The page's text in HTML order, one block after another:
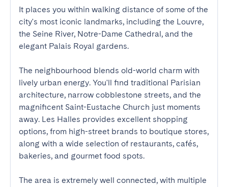
It places you within walking distance of some of the
city's most iconic landmarks, including the Louvre,
the Seine River, Notre-Dame Cathedral, and the
elegant Palais Royal gardens.
The neighbourhood blends old-world charm with
lively urban energy. You'll find traditional Parisian
architecture, narrow cobblestone streets, and the
magnificent Saint-Eustache Church just moments
away. Les Halles provides excellent shopping
options, from high-street brands to boutique stores,
along with a wide selection of restaurants, cafés,
bakeries, and gourmet food spots.
The area is extremely well connected, with multiple